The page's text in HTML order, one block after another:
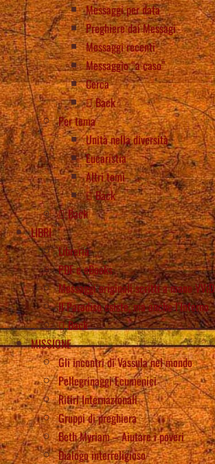
Messaggi per data
Preghiere dai Messagi
Messaggi recenti
Messaggio “a caso”
Cerca
Back
Per tema
Unità nella diversità
Eucaristia
Altri temi
Back
Back
LIBRI
Libreria
PDF e eBooks
Messaggi originali scritti a mano VViD
Il Paradiso esiste, ma anche l’Inferno
Back
MISSIONE
Gli incontri di Vassula nel mondo
Pellegrinaggi Ecumenici
Ritiri Internazionali
Gruppi di preghiera
Beth Myriam – Aiutare i poveri
Dialogo interreligioso